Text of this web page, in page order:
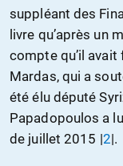
suppléant des
livre qu’après un
compte qu’il
Mardas, qui a
été élu député
Papadopoulos a
de juillet 2015 |2|.